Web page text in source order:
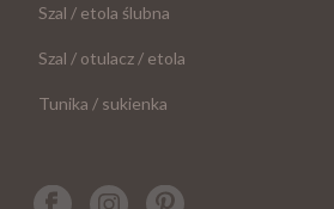
Szal / etola ślubna
Szal / otulacz / etola
Tunika / sukienka